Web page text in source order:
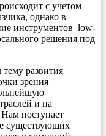
с учетом
однако в
инструментов low-
решения под
развития
зрения
и на
поступает
существующих